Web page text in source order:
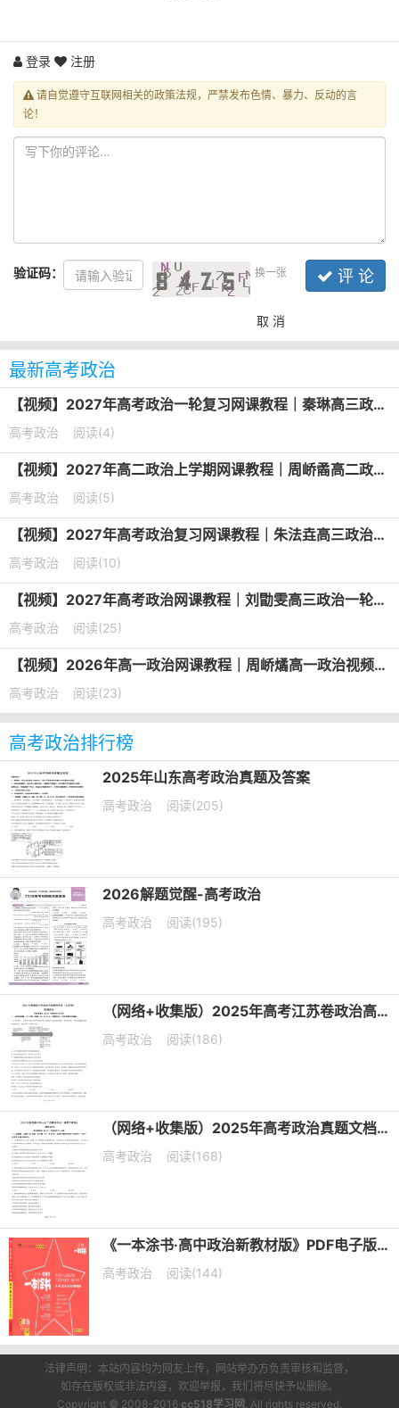
登录 注册
请自觉遵守互联网相关的政策法规，严禁发布色情、暴力、反动的言
论！
验证码： 换一张 评 论
取 消
最新高考政治
【视频】2027年高考政治一轮复习网课教程｜秦琳高三政治上学期暑假班视频教程
高考政治 阅读(4)
【视频】2027年高二政治上学期网课教程｜周峤矞高二政治暑假班视频教程
高考政治 阅读(5)
【视频】2027年高考政治复习网课教程｜朱法垚高三政治一轮复习暑假班视频教程
高考政治 阅读(10)
【视频】2027年高考政治网课教程｜刘勖雯高三政治一轮复习视频教程
高考政治 阅读(25)
【视频】2026年高一政治网课教程｜周峤燏高一政治视频教程上学期暑秋班
高考政治 阅读(23)
高考政治排行榜
2025年山东高考政治真题及答案
高考政治 阅读(205)
2026解题觉醒-高考政治
高考政治 阅读(195)
（网络+收集版）2025年高考江苏卷政治高考真题文档版（含答案）
高考政治 阅读(186)
（网络+收集版）2025年高考政治真题文档版（含答案）适用地区：陕西、山西、宁夏、青海
高考政治 阅读(168)
《一本涂书·高中政治新教材版》PDF电子版下载
高考政治 阅读(144)
法律声明：本站内容均为网友上传，网站举办方负责审核和监督，
如存在版权或非法内容，欢迎举报，我们将尽快予以删除。
Copyright © 2008-2016 cc518学习网 . All rights reserved.